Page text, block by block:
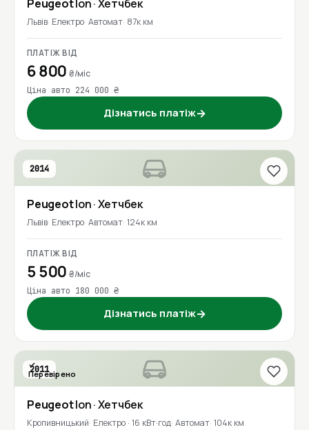
Peugeot Ion· Хетчбек
Львів Електро Автомат 87к км
ПЛАТІЖ ВІД
6 800₴/міс
Ціна авто 224 000 ₴
Дізнатись платіж→
2014
PeugeotIon· Хетчбек
Львів Електро Автомат 124к км
ПЛАТІЖ ВІД
5 500₴/міс
Ціна авто 180 000 ₴
Дізнатись платіж→
2011
Перевірено
PeugeotIon· Хетчбек
Кропивницький Електро · 16 кВт·год Автомат 104к км